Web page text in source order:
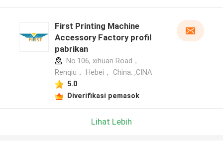
First Printing Machine
Accessory Factory profil
pabrikan
No.106, xihuan Road，
Renqiu， Hebei， China. ,CINA
5.0
Diverifikasi pemasok
Lihat Lebih